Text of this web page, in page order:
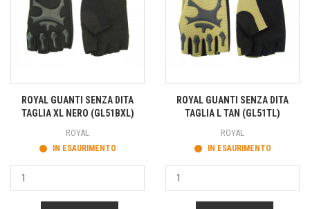
ROYAL GUANTI SENZA DITA
TAGLIA XL NERO (GL51BXL)
ROYAL
IN ESAURIMENTO
ROYAL GUANTI SENZA DITA
TAGLIA L TAN (GL51TL)
ROYAL
IN ESAURIMENTO